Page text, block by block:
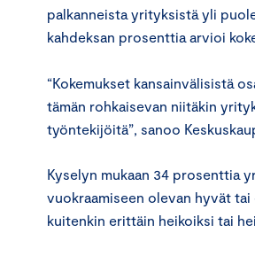
palkanneista yrityksistä yli
kahdeksan prosenttia arvioi
“Kokemukset kansainvälisistä
tämän rohkaisevan niitäkin
työntekijöitä”, sanoo
Kyselyn mukaan 34 prosenttia
vuokraamiseen olevan hyvät
kuitenkin erittäin heikoiksi tai